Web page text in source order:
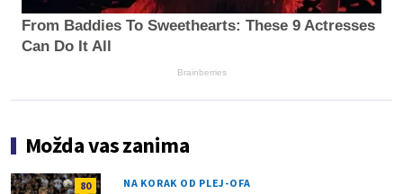
From Baddies To Sweethearts: These 9 Actresses
Can Do It All
Brainberries
Možda vas zanima
80 NA KORAK OD PLEJ-OFA